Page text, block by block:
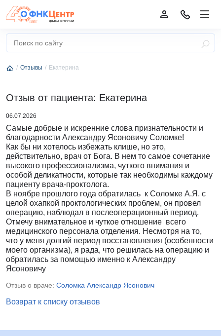
Отзывы Екатерина
Отзыв от пациента: Екатерина
06.07.2026
Самые добрые и искренние слова признательности и
благодарности Александру Ясоновичу Соломке!
Как бы ни хотелось избежать клише, но это,
действительно, врач от Бога. В нем то самое сочетание
высокого профессионализма, чуткого внимания и
особой деликатности, которые так необходимы каждому
пациенту врача-проктолога.
В ноябре прошлого года обратилась к Соломке А.Я. с
целой охапкой проктологических проблем, он провел
операцию, наблюдал в послеоперационный период.
Отмечу внимательное и чуткое отношение всего
медицинского персонала отделения. Несмотря на то,
что у меня долгий период восстановления (особенности
моего организма), я рада, что решилась на операцию и
обратилась за помощью именно к Александру
Ясоновичу
Отзыв о враче: Соломка Александр Ясонович
Возврат к списку отзывов